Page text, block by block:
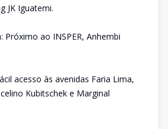
JK Iguatemi.
Próximo ao INSPER, Anhembi
acesso às avenidas Faria Lima,
Kubitschek e Marginal